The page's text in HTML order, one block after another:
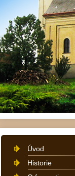
Úvod
Historie